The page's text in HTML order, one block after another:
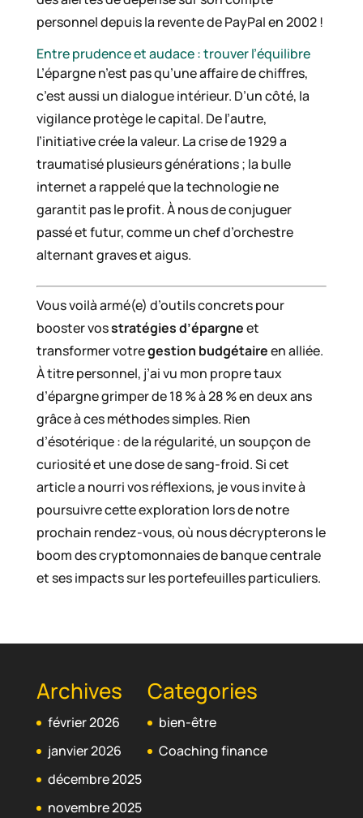
personnel depuis la revente de PayPal en 2002 !
Entre prudence et audace : trouver l’équilibre
L’épargne n’est pas qu’une affaire de chiffres,
c’est aussi un dialogue intérieur. D’un côté, la
vigilance protège le capital. De l’autre,
l’initiative crée la valeur. La crise de 1929 a
traumatisé plusieurs générations ; la bulle
internet a rappelé que la technologie ne
garantit pas le profit. À nous de conjuguer
passé et futur, comme un chef d’orchestre
alternant graves et aigus.
Vous voilà armé(e) d’outils concrets pour
booster vosstratégies d’épargneet
transformer votregestion budgétaireen alliée.
À titre personnel, j’ai vu mon propre taux
d’épargne grimper de 18 % à 28 % en deux ans
grâce à ces méthodes simples. Rien
d’ésotérique : de la régularité, un soupçon de
curiosité et une dose de sang-froid. Si cet
article a nourri vos réflexions, je vous invite à
poursuivre cette exploration lors de notre
prochain rendez-vous, où nous décrypterons le
boom des cryptomonnaies de banque centrale
et ses impacts sur les portefeuilles particuliers.
Archives
février 2026
janvier 2026
décembre 2025
novembre 2025
Categories
bien-être
Coaching finance